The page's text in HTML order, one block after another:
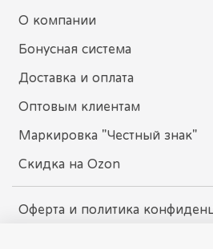
О компании
Бонусная система
Доставка и оплата
Оптовым клиентам
Маркировка "Честный знак"
Скидка на Ozon
Оферта и политика